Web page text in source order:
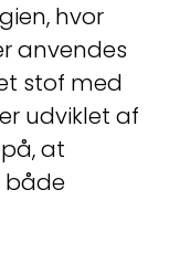
hvor
anvendes
stof med
udviklet af
at
både